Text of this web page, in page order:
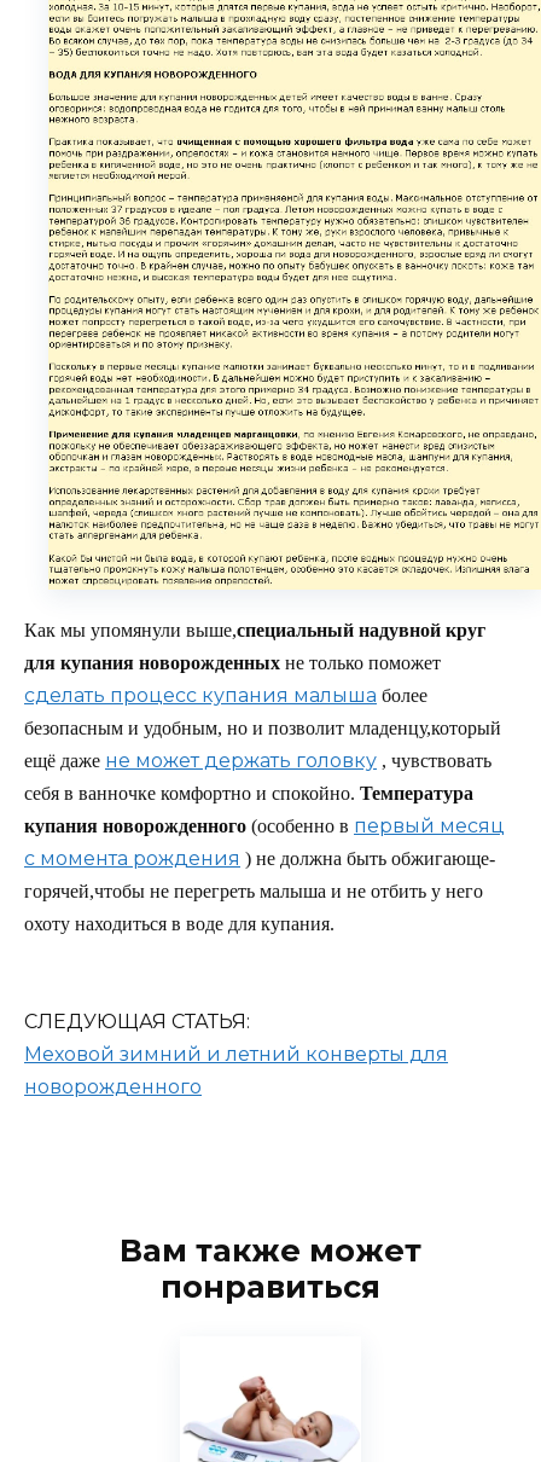
Как мы упомянули выше,специальный надувной круг
для купания новорожденных не только поможет
сделать процесс купания малыша более
безопасным и удобным, но и позволит младенцу,который
ещё даже не может держать головку , чувствовать
себя в ванночке комфортно и спокойно. Температура
купания новорожденного (особенно в первый месяц
с момента рождения ) не должна быть обжигающе-
горячей,чтобы не перегреть малыша и не отбить у него
охоту находиться в воде для купания.
СЛЕДУЮЩАЯ СТАТЬЯ:
Меховой зимний и летний конверты для
новорожденного
Вам также может
понравиться